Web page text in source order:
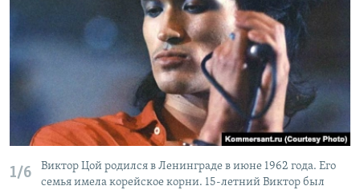
1/6
Виктор Цой родился в Ленинграде в июне 1962 года. Его
семья имела корейское корни. 15-летний Виктор был